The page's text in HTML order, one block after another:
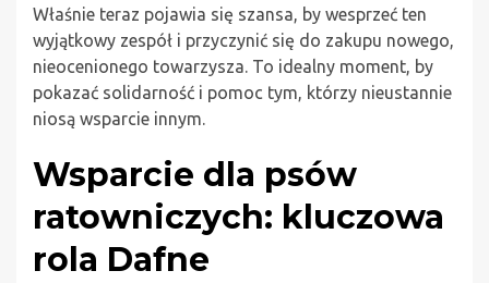
Właśnie teraz pojawia się szansa, by wesprzeć ten
wyjątkowy zespół i przyczynić się do zakupu nowego,
nieocenionego towarzysza. To idealny moment, by
pokazać solidarność i pomoc tym, którzy nieustannie
niosą wsparcie innym.
Wsparcie dla psów
ratowniczych: kluczowa
rola Dafne